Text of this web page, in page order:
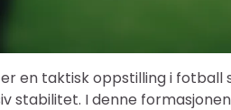
en taktisk oppstilling i
stabilitet. I denne